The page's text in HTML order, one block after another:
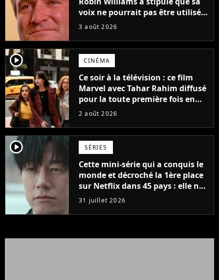
voix ne pourrait pas être utilisée
avant 2039, pourtant Disney
inédits
3 août 2026
player2 CINÉMA
Ce soir à la télévision : ce film
Marvel avec Tahar Rahim diffusé
pour la toute première fois en
France
2 août 2026
player2 SÉRIES
Cette mini-série qui a conquis le
monde et décroché la 1ère place
sur Netflix dans 45 pays : elle ne
compte que 10 épisodes et c'est
un phénomène mondial
31 juillet 2026